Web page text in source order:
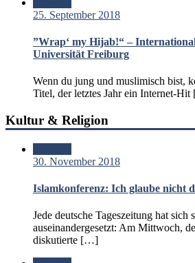
25. September 2018
”Wrap‘ my Hijab!“ –
Universität Freiburg
Wenn du jung und muslimisch bist,
Titel, der letztes Jahr ein Internet-
Kultur & Religion
30. November 2018
Islamkonferenz: Ich glaube nicht
Jede deutsche Tageszeitung hat sich
auseinandergesetzt: Am Mittwoch,
diskutierte […]